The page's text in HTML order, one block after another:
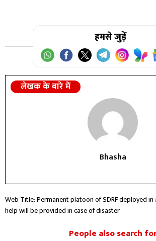
हमसे जुड़ें
लेखक के बारे में
Bhasha
Web Title: Permanent platoon of SDRF deployed
help will be provided in case of disaster
People also search